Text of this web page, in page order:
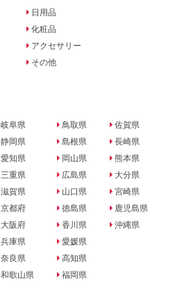
日用品
化粧品
アクセサリー
その他
岐阜県
静岡県
愛知県
三重県
滋賀県
京都府
大阪府
兵庫県
奈良県
和歌山県
鳥取県
島根県
岡山県
広島県
山口県
徳島県
香川県
愛媛県
高知県
福岡県
佐賀県
長崎県
熊本県
大分県
宮崎県
鹿児島県
沖縄県